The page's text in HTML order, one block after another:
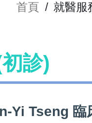
首頁 / 就醫服
診)
Yi Tseng 臨